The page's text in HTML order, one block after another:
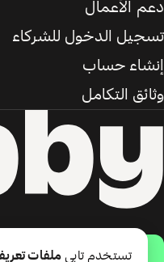
دعم الأعمال
تسجيل الدخول للشركاء
إنشاء حساب
وثائق التكامل
تستخدم تابي ملفات